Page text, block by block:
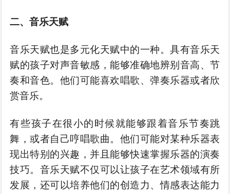
二、音乐天赋
音乐天赋也是多元化天赋中的一种。具有音乐天
赋的孩子对声音敏感，能够准确地辨别音高、节
奏和音色。他们可能喜欢唱歌、弹奏乐器或者欣
赏音乐。
有些孩子在很小的时候就能够跟着音乐节奏跳
舞，或者自己哼唱歌曲。他们可能对某种乐器表
现出特别的兴趣，并且能够快速掌握乐器的演奏
技巧。音乐天赋不仅可以让孩子在艺术领域有所
发展，还可以培养他们的创造力、情感表达能力